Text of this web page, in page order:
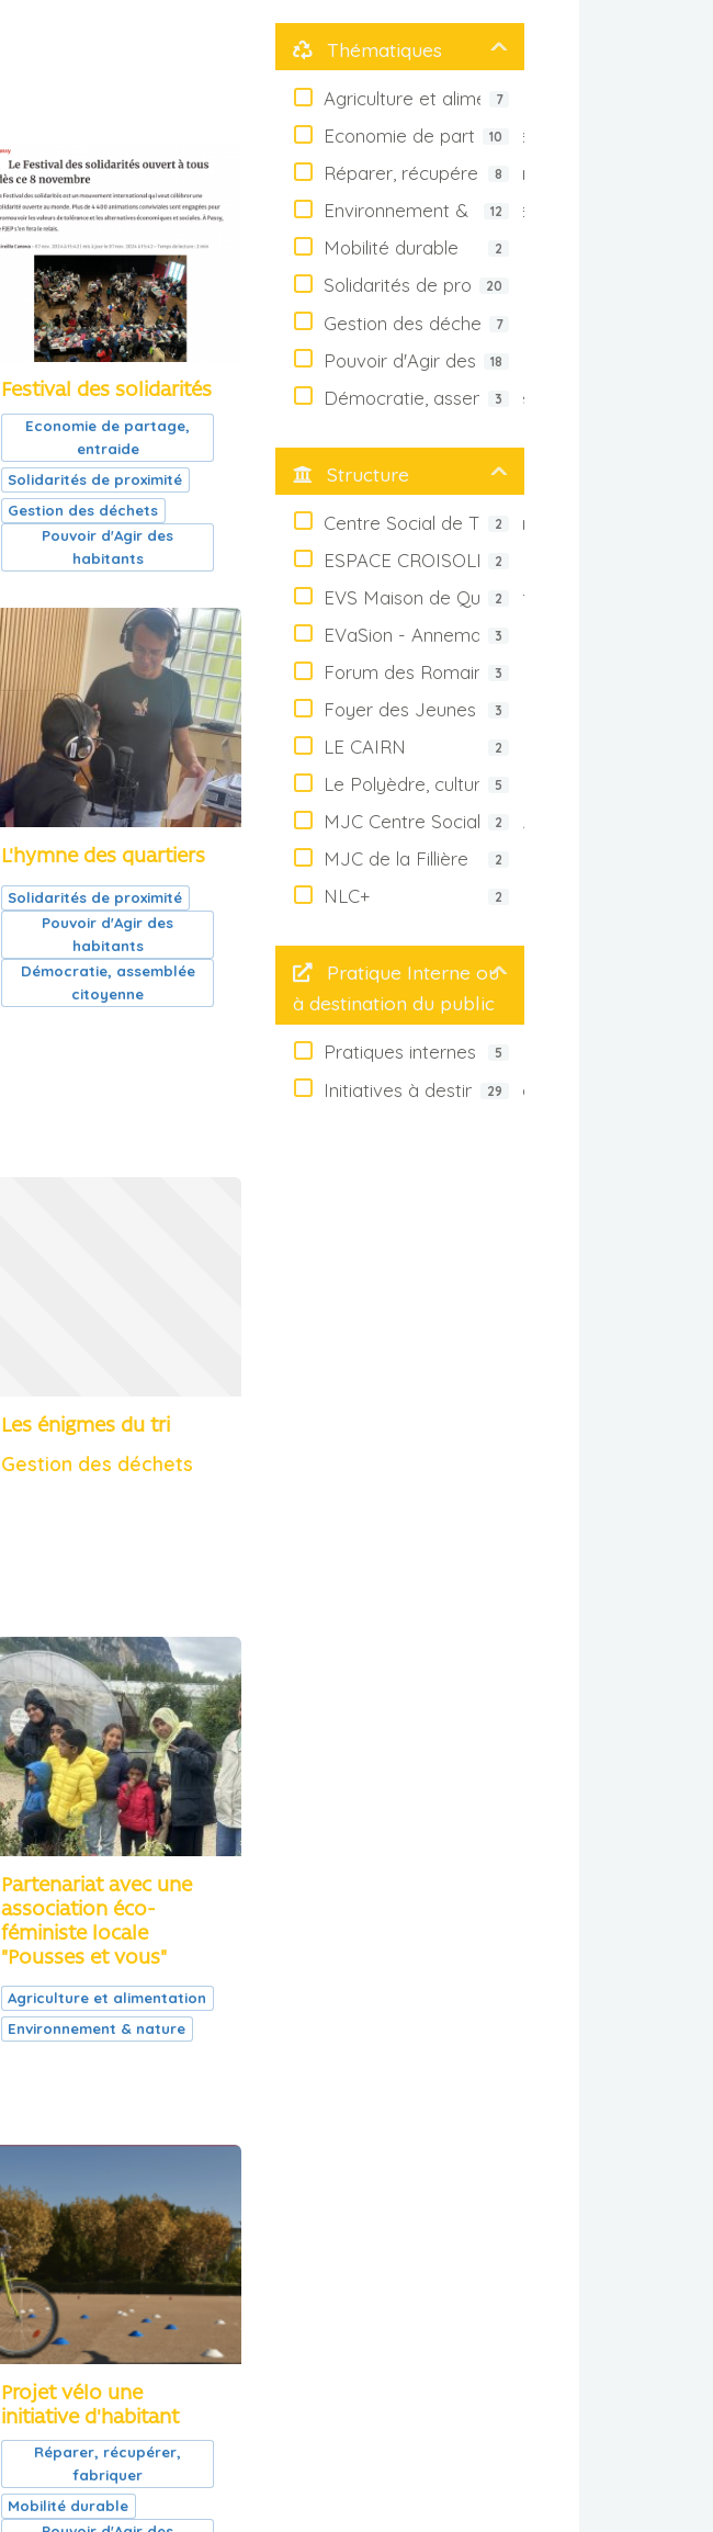
Thématiques
Agriculture et alimentation
7
Economie de partage, entraide
10
Réparer, récupérer, fabriquer
8
Environnement & nature
12
Mobilité durable 2
Solidarités de proximité
20
Gestion des déchets 7
Pouvoir d'Agir des habitants
18
Démocratie, assemblée citoyenne
3
Structure
Centre Social de Thonon les Bains
2
ESPACE CROISOLLET
2
EVS Maison de Quartier de Gaillard
2
EVaSion - Annemasse
3
Forum des Romains MJC Centre social
3
Foyer des Jeunes Éducation Populaire de
3
LE CAIRN 2
Le Polyèdre, culture et loisirs pour tous
5
MJC Centre Social La Roche Sur Foron &
2
MJC de la Fillière 2
NLC+ 2
Pratique Interne ou
à destination du public
Pratiques internes 5
Initiatives à destination du public
29
Festival des solidarités
Economie de partage,
entraide
Solidarités de proximité
Gestion des déchets
Pouvoir d'Agir des
habitants
L'hymne des quartiers
Solidarités de proximité
Pouvoir d'Agir des
habitants
Démocratie, assemblée
citoyenne
Les énigmes du tri
Gestion des déchets
Partenariat avec une
association éco-
féministe locale
"Pousses et vous"
Agriculture et alimentation
Environnement & nature
Projet vélo une
initiative d'habitant
Réparer, récupérer,
fabriquer
Mobilité durable